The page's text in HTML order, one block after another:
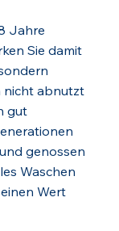
Jahre
Sie damit
nicht abnutzt
gut
genossen
Waschen
Wert